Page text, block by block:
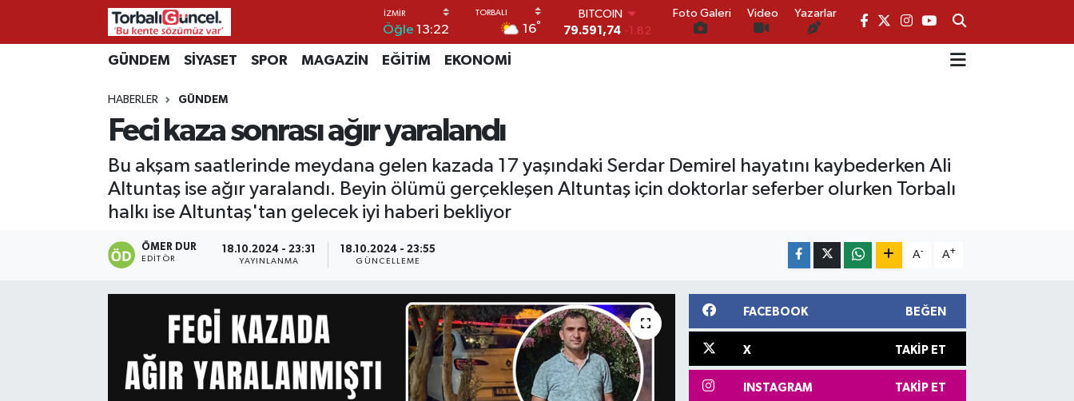
Öğle 13:22 16°
79.591,74
-1.82
DOLAR
BİST100
14.598,00 0
Foto Galeri Video Yazarlar
GÜNDEM SİYASET SPOR MAGAZİN EĞİTİM EKONOMİ
HABERLER GÜNDEM
Feci kaza sonrası ağır yaralandı
Bu akşam saatlerinde meydana gelen kazada 17 yaşındaki Serdar Demirel hayatını kaybederken Ali
Altuntaş ise ağır yaralandı. Beyin ölümü gerçekleşen Altuntaş için doktorlar seferber olurken Torbalı
halkı ise Altuntaş'tan gelecek iyi haberi bekliyor
ÖMER DUR
EDITÖR
18.10.2024 - 23:31
YAYINLANMA
18.10.2024 - 23:55
GÜNCELLEME
A- A+
FACEBOOK BEĞEN
X TAKIP ET
INSTAGRAM TAKIP ET
İzmir Nöbetçi Eczaneler
İzmir Hava Durumu
İzmir Namaz Vakitleri
İzmir Trafik Yoğunluk Haritası
Süper Lig Puan Durumu ve Fikstür
Tüm Manşetler